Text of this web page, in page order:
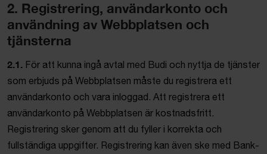
2. Registrering, användarkonto och
användning av Webbplatsen och
tjänsterna
2.1. För att kunna ingå avtal med Budi och nyttja de tjänster
som erbjuds på Webbplatsen måste du registrera ett
användarkonto och vara inloggad. Att registrera ett
användarkonto på Webbplatsen är kostnadsfritt.
Registrering sker genom att du fyller i korrekta och
fullständiga uppgifter. Registrering kan även ske med Bank-